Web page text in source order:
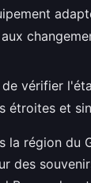
vérifier
étroites et
la région du
des